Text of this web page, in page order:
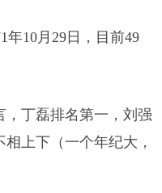
年10月29日，目前49
，丁磊排名第一，刘强
上下（一个年纪大，